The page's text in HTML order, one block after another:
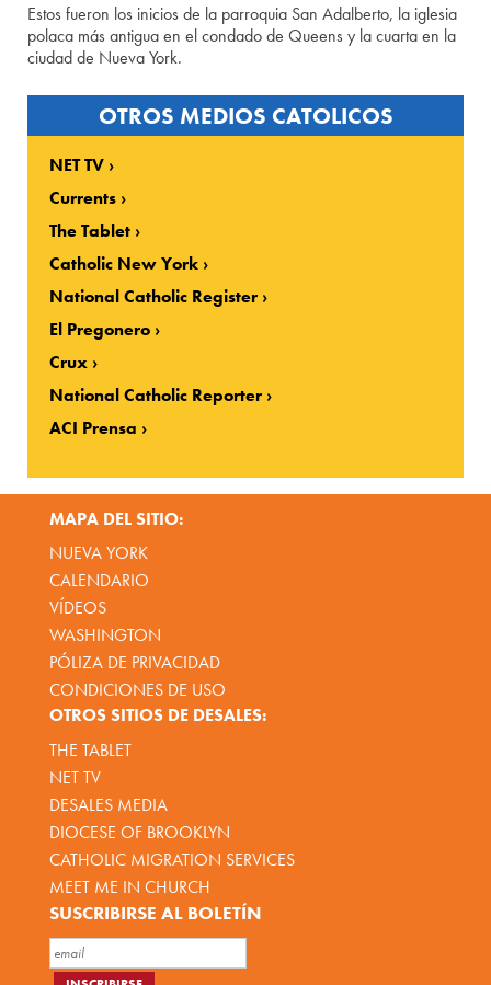
Estos fueron los inicios de la parroquia San Adalberto, la iglesia
polaca más antigua en el condado de Queens y la cuarta en la
ciudad de Nueva York.
OTROS MEDIOS CATOLICOS
NET TV
Currents
The Tablet
Catholic New York
National Catholic Register
El Pregonero
Crux
National Catholic Reporter
ACI Prensa
MAPA DEL SITIO:
NUEVA YORK
CALENDARIO
VÍDEOS
WASHINGTON
PÓLIZA DE PRIVACIDAD
CONDICIONES DE USO
OTROS SITIOS DE DESALES:
THE TABLET
NET TV
DESALES MEDIA
DIOCESE OF BROOKLYN
CATHOLIC MIGRATION SERVICES
MEET ME IN CHURCH
SUSCRIBIRSE AL BOLETÍN